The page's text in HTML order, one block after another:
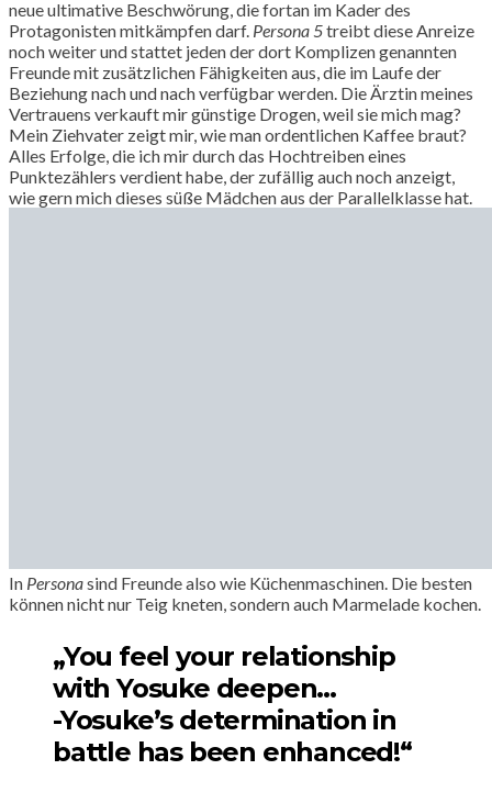
neue ultimative Beschwörung, die fortan im Kader des
Protagonisten mitkämpfen darf. Persona 5treibt diese Anreize
noch weiter und stattet jeden der dort Komplizen genannten
Freunde mit zusätzlichen Fähigkeiten aus, die im Laufe der
Beziehung nach und nach verfügbar werden. Die Ärztin meines
Vertrauens verkauft mir günstige Drogen, weil sie mich mag?
Mein Ziehvater zeigt mir, wie man ordentlichen Kaffee braut?
Alles Erfolge, die ich mir durch das Hochtreiben eines
Punktezählers verdient habe, der zufällig auch noch anzeigt,
wie gern mich dieses süße Mädchen aus der Parallelklasse hat.
In Personasind Freunde also wie Küchenmaschinen. Die besten
können nicht nur Teig kneten, sondern auch Marmelade kochen.
„You feel your relationship
with Yosuke deepen…
-Yosuke’s determination in
battle has been enhanced!“